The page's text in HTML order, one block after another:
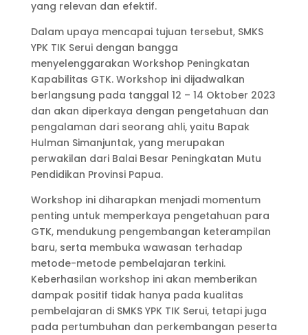
yang relevan dan efektif.
Dalam upaya mencapai tujuan tersebut, SMKS
YPK TIK Serui dengan bangga
menyelenggarakan Workshop Peningkatan
Kapabilitas GTK. Workshop ini dijadwalkan
berlangsung pada tanggal 12 – 14 Oktober 2023
dan akan diperkaya dengan pengetahuan dan
pengalaman dari seorang ahli, yaitu Bapak
Hulman Simanjuntak, yang merupakan
perwakilan dari Balai Besar Peningkatan Mutu
Pendidikan Provinsi Papua.
Workshop ini diharapkan menjadi momentum
penting untuk memperkaya pengetahuan para
GTK, mendukung pengembangan keterampilan
baru, serta membuka wawasan terhadap
metode-metode pembelajaran terkini.
Keberhasilan workshop ini akan memberikan
dampak positif tidak hanya pada kualitas
pembelajaran di SMKS YPK TIK Serui, tetapi juga
pada pertumbuhan dan perkembangan peserta